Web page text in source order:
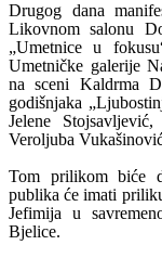
Drugog dana
Likovnom salonu
„Umetnice u
Umetničke galerije
na sceni Kaldrma
godišnjaka
Jelene
Veroljuba
Tom prilikom biće
publika će imati
Jefimija u
Bjelice.